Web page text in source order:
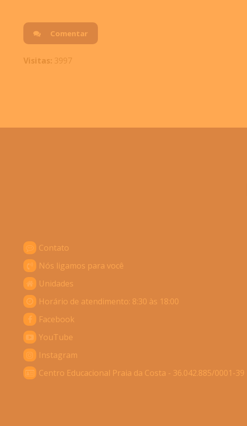
Comentar
Visitas: 3997
Contato
Nós ligamos para você
Unidades
Horário de atendimento: 8:30 às 18:00
Facebook
YouTube
Instagram
Centro Educacional Praia da Costa - 36.042.885/0001-39